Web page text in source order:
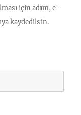
için adım, e-
kaydedilsin.